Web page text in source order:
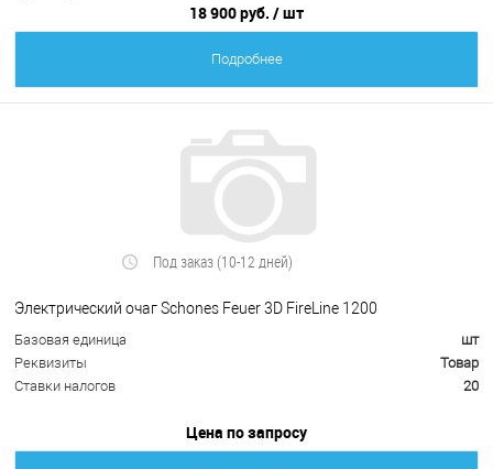
18 900 руб. / шт
Подробнее
Под заказ (10-12 дней)
Электрический очаг Schones Feuer 3D FireLine 1200
Базовая единица
шт
Реквизиты
Товар
Ставки налогов
20
Цена по запросу